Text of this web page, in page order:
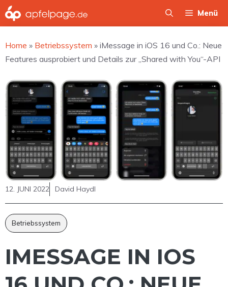
Zum
Inhalt
Menü
Home » Betriebssystem » iMessage in iOS 16 und Co.: Neue
Features ausprobiert und Details zur „Shared with You“-API
12. JUNI 2022 David Haydl
Betriebssystem
IMESSAGE IN IOS